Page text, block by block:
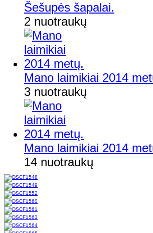
Šešupės šapalai.
2 nuotraukų
Mano laimikiai 2014
3 nuotraukų
Mano laimikiai 2014
14 nuotraukų